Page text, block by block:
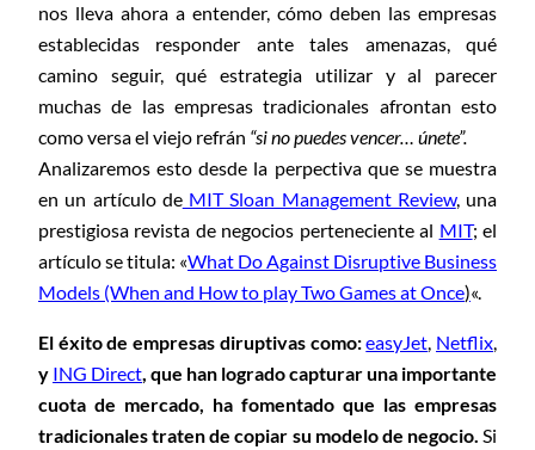
nos lleva ahora a entender, cómo deben las empresas
establecidas responder ante tales amenazas, qué
camino seguir, qué estrategia utilizar y al parecer
muchas de las empresas tradicionales afrontan esto
como versa el viejo refrán “si no puedes vencer… únete”.
Analizaremos esto desde la perpectiva que se muestra
en un artículo deMIT Sloan Management Review, una
prestigiosa revista de negocios perteneciente al MIT; el
artículo se titula: «What Do Against Disruptive Business
Models (When and How to play Two Games at Once)«.
El éxito de empresas diruptivas como:easyJet, Netflix,
y ING Direct, que han logrado capturar una importante
cuota de mercado, ha fomentado que las empresas
tradicionales traten de copiar su modelo de negocio. Si